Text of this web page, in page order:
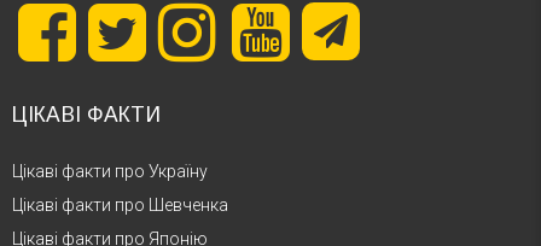
ЦІКАВІ ФАКТИ
Цікаві факти про Україну
Цікаві факти про Шевченка
Цікаві факти про Японію